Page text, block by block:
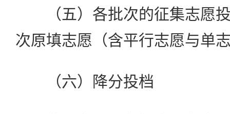
（五）各批次的征集志愿投
次原填志愿（含平行志愿与单
（六）降分投档